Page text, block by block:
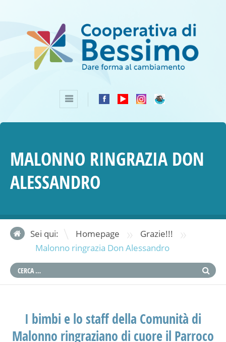
MALONNO RINGRAZIA DON
ALESSANDRO
Sei qui: Homepage » Grazie!!! »
Malonno ringrazia Don Alessandro
I bimbi e lo staff della Comunità di
Malonno ringraziano di cuore il Parroco